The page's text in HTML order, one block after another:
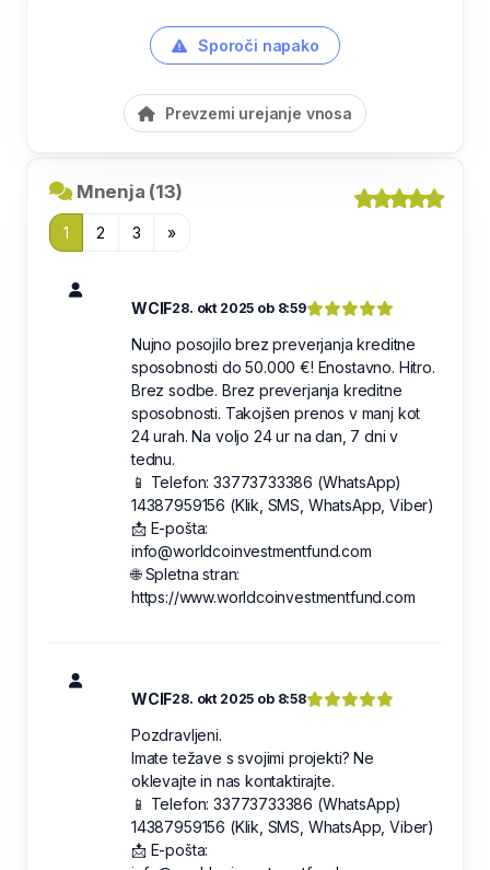
Sporoči napako
Prevzemi urejanje vnosa
Mnenja (13)
1 2 3 »
WCIF28. okt 2025 ob 8:59
Nujno posojilo brez preverjanja kreditne
sposobnosti do 50.000 €! Enostavno. Hitro.
Brez sodbe. Brez preverjanja kreditne
sposobnosti. Takojšen prenos v manj kot
24 urah. Na voljo 24 ur na dan, 7 dni v
tednu.
📱 Telefon: 33773733386 (WhatsApp)
14387959156 (Klik, SMS, WhatsApp, Viber)
📩 E-pošta:
info@worldcoinvestmentfund.com
🌐 Spletna stran:
https://www.worldcoinvestmentfund.com
WCIF28. okt 2025 ob 8:58
Pozdravljeni.
Imate težave s svojimi projekti? Ne
oklevajte in nas kontaktirajte.
📱 Telefon: 33773733386 (WhatsApp)
14387959156 (Klik, SMS, WhatsApp, Viber)
📩 E-pošta: